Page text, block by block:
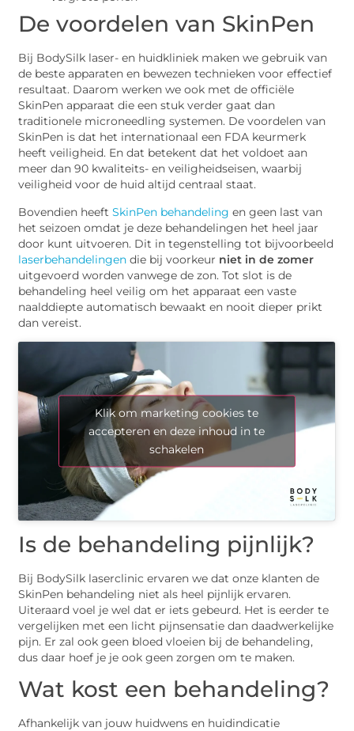
De voordelen van SkinPen
Bij BodySilk laser- en huidkliniek maken we gebruik van
de beste apparaten en bewezen technieken voor effectief
resultaat. Daarom werken we ook met de officiële
SkinPen apparaat die een stuk verder gaat dan
traditionele microneedling systemen. De voordelen van
SkinPen is dat het internationaal een FDA keurmerk
heeft veiligheid. En dat betekent dat het voldoet aan
meer dan 90 kwaliteits- en veiligheidseisen, waarbij
veiligheid voor de huid altijd centraal staat.
Bovendien heeftSkinPen behandeling en geen last van
het seizoen omdat je deze behandelingen het heel jaar
door kunt uitvoeren. Dit in tegenstelling tot bijvoorbeeld
laserbehandelingendie bij voorkeur niet in de zomer
uitgevoerd worden vanwege de zon. Tot slot is de
behandeling heel veilig om het apparaat een vaste
naalddiepte automatisch bewaakt en nooit dieper prikt
dan vereist.
Klik om marketing cookies te
accepteren en deze inhoud in te
schakelen
Is de behandeling pijnlijk?
Bij BodySilk laserclinic ervaren we dat onze klanten de
SkinPen behandeling niet als heel pijnlijk ervaren.
Uiteraard voel je wel dat er iets gebeurd. Het is eerder te
vergelijken met een licht pijnsensatie dan daadwerkelijke
pijn. Er zal ook geen bloed vloeien bij de behandeling,
dus daar hoef je je ook geen zorgen om te maken.
Wat kost een behandeling?
Afhankelijk van jouw huidwens en huidindicatie